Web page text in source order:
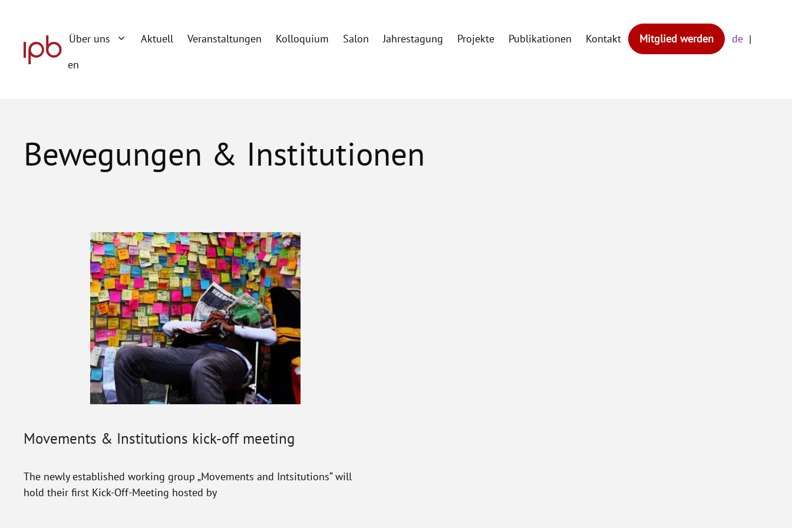
springen
Über uns Aktuell Veranstaltungen Kolloquium Salon Jahrestagung Projekte Publikationen Kontakt Mitglied werden
de
en
Bewegungen & Institutionen
Movements & Institutions kick-off meeting
The newly established working group „Movements and Intsitutions“ will
hold their first Kick-Off-Meeting hosted by